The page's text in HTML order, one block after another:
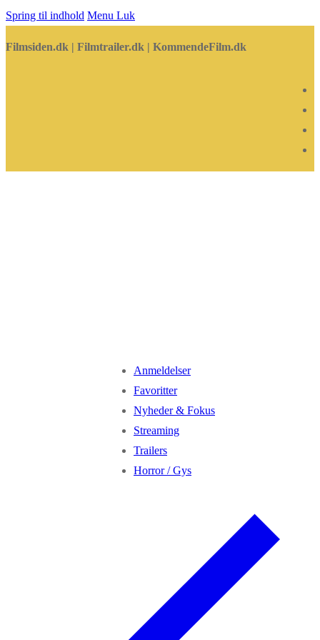
Spring til indhold Menu Luk
Filmsiden.dk | Filmtrailer.dk | KommendeFilm.dk
Anmeldelser
Favoritter
Nyheder & Fokus
Streaming
Trailers
Horror / Gys